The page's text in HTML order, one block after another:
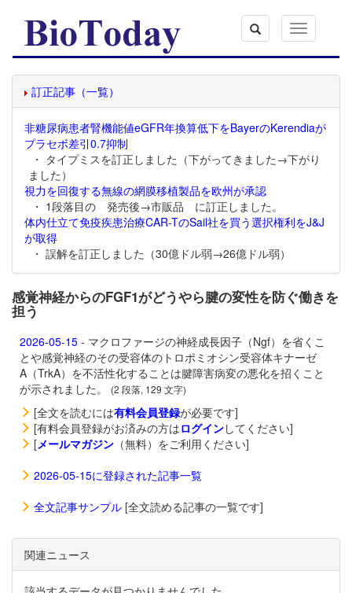
Toggle
navigation
訂正記事（一覧）
非糖尿病患者腎機能値eGFR年換算低下をBayerのKerendiaが
プラセボ差引0.7抑制
・ タイプミスを訂正しました（下がってきました→下がり
ました）
視力を回復する無線の網膜移植製品を欧州が承認
・ 1段落目の 発売後→市販品 に訂正しました。
体内仕立て免疫疾患治療CAR-TのSail社を買う選択権利をJ&J
が取得
・ 誤解を訂正しました（30億ドル弱→26億ドル弱）
感覚神経からのFGF1がどうやら腱の変性を防ぐ働きを
担う
2026-05-15 - マクロファージの神経成長因子（Ngf）を省くこ
とや感覚神経のその受容体のトロポミオシン受容体キナーゼ
A（TrkA）を不活性化することは腱障害病変の悪化を招くこと
が示されました。
(2 段落, 129 文字)
[全文を読むには有料会員登録が必要です]
[有料会員登録がお済みの方はログインしてください]
[メールマガジン （無料）をご利用ください]
2026-05-15に登録された記事一覧
全文記事サンプル [全文読める記事の一覧です]
関連ニュース